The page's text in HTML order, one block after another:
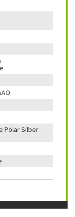
Polar Silber